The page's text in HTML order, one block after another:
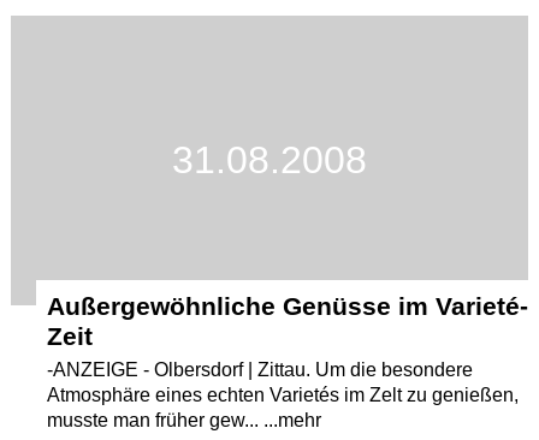
31.08.2008
Außergewöhnliche Genüsse im Varieté-
Zeit
-ANZEIGE - Olbersdorf | Zittau. Um die besondere
Atmosphäre eines echten Varietés im Zelt zu genießen,
musste man früher gew... ...mehr